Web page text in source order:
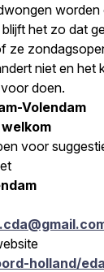
het zo dat
ze
niet en het
doen.
Volendam
voor
holland/